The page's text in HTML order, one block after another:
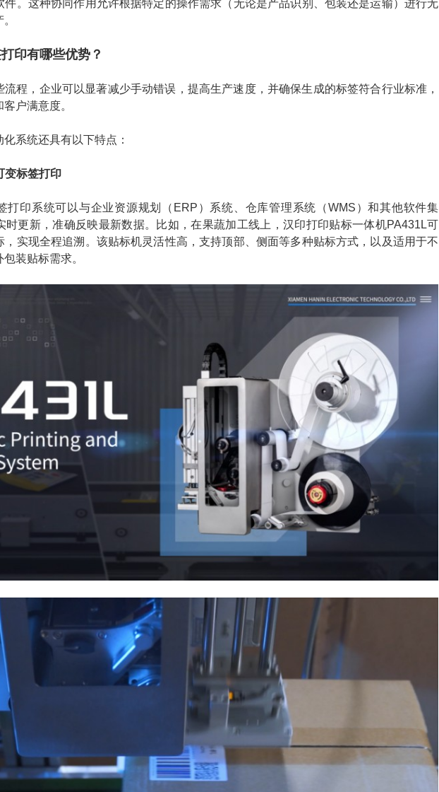
件。这种协同作用允许根据特定的操作需求（无论是产品识别、包装还是运输）进行无
印有哪些优势？
流程，企业可以显著减少手动错误，提高生产速度，并确保生成的标签符合行业标准，
户满意度。
系统还具有以下特点：
变标签打印
打印系统可以与企业资源规划（ERP）系统、仓库管理系统（WMS）和其他软件集
时更新，准确反映最新数据。比如，在果蔬加工线上，汉印打印贴标一体机PA431L可
，实现全程追溯。该贴标机灵活性高，支持顶部、侧面等多种贴标方式，以及适用于不
装贴标需求。